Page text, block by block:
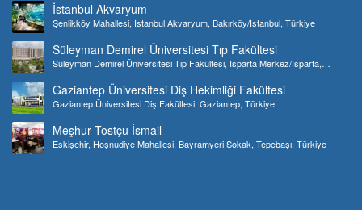
İstanbul Akvaryum
Şenlikköy Mahallesi, İstanbul Akvaryum, Bakırköy/İstanbul, Türkiye
Süleyman Demirel Üniversitesi Tıp Fakültesi
Süleyman Demirel Üniversitesi Tıp Fakültesi, Isparta Merkez/Isparta,
Gaziantep Üniversitesi Diş Hekimliği Fakültesi
Gaziantep Üniversitesi Diş Fakültesi, Gaziantep, Türkiye
Meşhur Tostçu İsmail
Eskişehir, Hoşnudiye Mahallesi, Bayramyeri Sokak, Tepebaşı, Türkiye